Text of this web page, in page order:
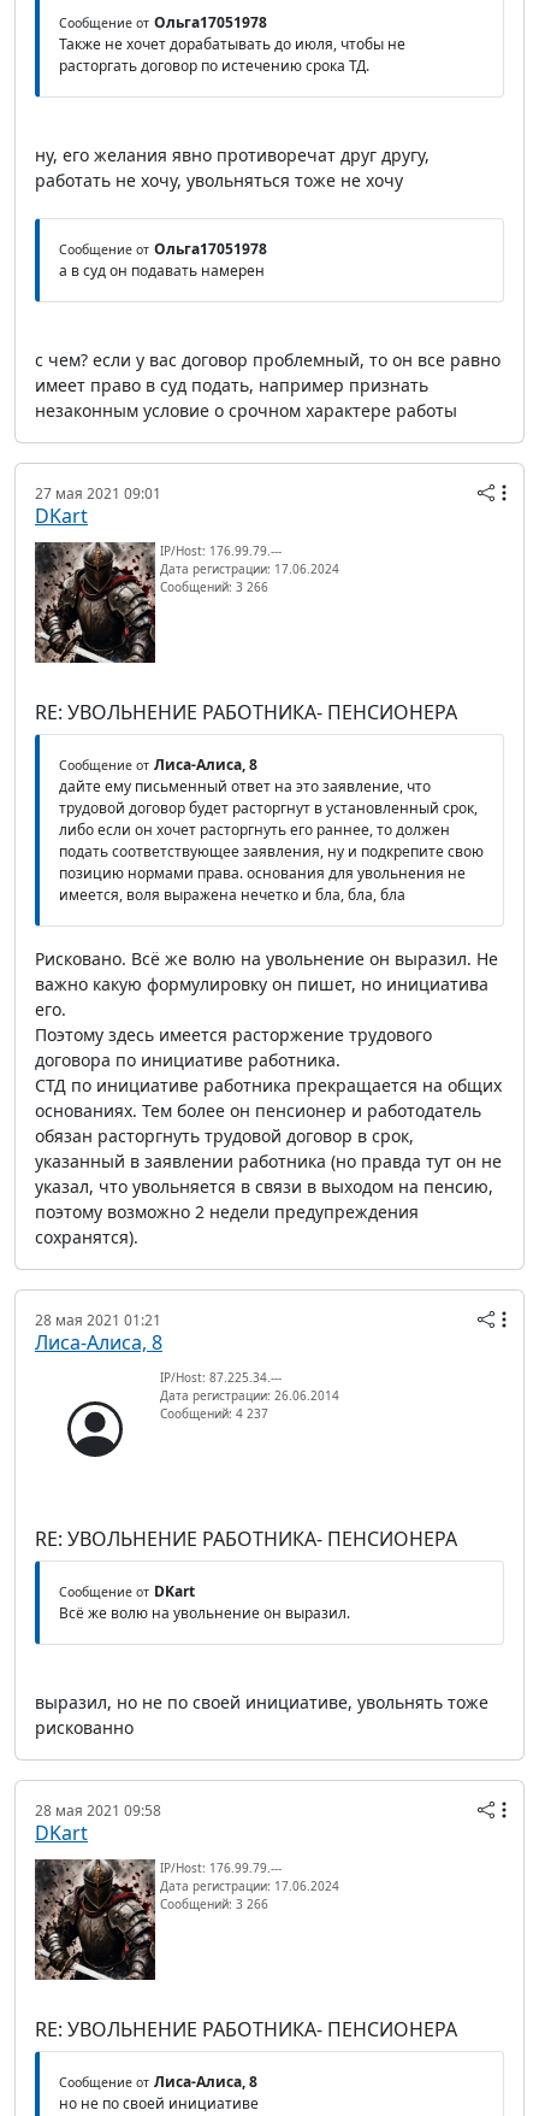
Сообщение от Ольга17051978
Также не хочет дорабатывать до июля, чтобы не
расторгать договор по истечению срока ТД.
ну, его желания явно противоречат друг другу,
работать не хочу, увольняться тоже не хочу
Сообщение от Ольга17051978
а в суд он подавать намерен
с чем? если у вас договор проблемный, то он все равно
имеет право в суд подать, например признать
незаконным условие о срочном характере работы
27 мая 2021 09:01
DKart
IP/Host: 176.99.79.---
Дата регистрации: 17.06.2024
Сообщений: 3 266
RE: УВОЛЬНЕНИЕ РАБОТНИКА- ПЕНСИОНЕРА
Сообщение от Лиса-Алиса, 8
дайте ему письменный ответ на это заявление, что
трудовой договор будет расторгнут в установленный срок,
либо если он хочет расторгнуть его раннее, то должен
подать соответствующее заявления, ну и подкрепите свою
позицию нормами права. основания для увольнения не
имеется, воля выражена нечетко и бла, бла, бла
Рисковано. Всё же волю на увольнение он выразил. Не
важно какую формулировку он пишет, но инициатива
его.
Поэтому здесь имеется расторжение трудового
договора по инициативе работника.
СТД по инициативе работника прекращается на общих
основаниях. Тем более он пенсионер и работодатель
обязан расторгнуть трудовой договор в срок,
указанный в заявлении работника (но правда тут он не
указал, что увольняется в связи в выходом на пенсию,
поэтому возможно 2 недели предупреждения
сохранятся).
28 мая 2021 01:21
Лиса-Алиса, 8
IP/Host: 87.225.34.---
Дата регистрации: 26.06.2014
Сообщений: 4 237
RE: УВОЛЬНЕНИЕ РАБОТНИКА- ПЕНСИОНЕРА
Сообщение от DKart
Всё же волю на увольнение он выразил.
выразил, но не по своей инициативе, увольнять тоже
рискованно
28 мая 2021 09:58
DKart
IP/Host: 176.99.79.---
Дата регистрации: 17.06.2024
Сообщений: 3 266
RE: УВОЛЬНЕНИЕ РАБОТНИКА- ПЕНСИОНЕРА
Сообщение от Лиса-Алиса, 8
но не по своей инициативе